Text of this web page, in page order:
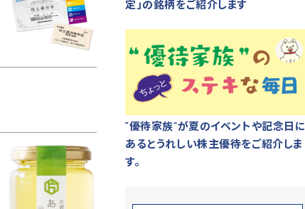
定」の銘柄をご紹介します
“優待家族”が夏のイベントや記念日に
あるとうれしい株主優待をご紹介しま
す。